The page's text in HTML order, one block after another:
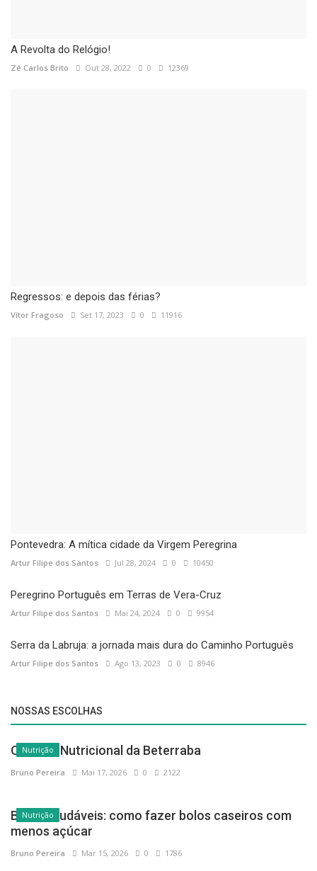
A Revolta do Relógio!
Zé Carlos Brito Out 28, 2022 0 12369
Regressos: e depois das férias?
Vítor Fragoso Set 17, 2023 0 11916
Pontevedra: A mítica cidade da Virgem Peregrina
Artur Filipe dos Santos Jul 28, 2024 0 10450
Peregrino Português em Terras de Vera-Cruz
Artur Filipe dos Santos Mai 24, 2024 0 9954
Serra da Labruja: a jornada mais dura do Caminho Português
Artur Filipe dos Santos Ago 13, 2023 0 8946
NOSSAS ESCOLHAS
Nutrição
O Poder Nutricional da Beterraba
Bruno Pereira Mai 17, 2026 0 2122
Nutrição
Bolos saudáveis: como fazer bolos caseiros com
menos açúcar
Bruno Pereira Mar 15, 2026 0 1786